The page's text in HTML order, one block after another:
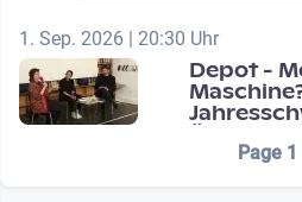
1. Sep. 2026 | 20:30 Uhr
Depot -
Seitennummerierung
Page 1